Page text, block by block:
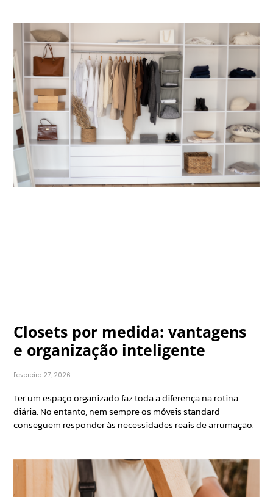
Closets por medida: vantagens
e organização inteligente
Fevereiro 27, 2026
Ter um espaço organizado faz toda a diferença na rotina
diária. No entanto, nem sempre os móveis standard
conseguem responder às necessidades reais de arrumação.